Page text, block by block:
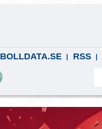
BOLLDATA.SE RSS